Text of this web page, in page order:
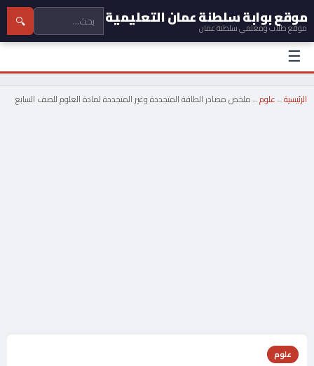
موقع بوابة سلطنة عمان التعليمية
موقع طلاب ومعلمي سلطنة عمان 🔍
☰
الرئيسية←علوم←ملخص مصادر الطاقة المتجددة وغير المتجددة لمادة العلوم للصف السابع
علوم